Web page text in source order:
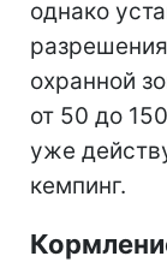
однако
охранной
от 50 до
уже
кемпинг.